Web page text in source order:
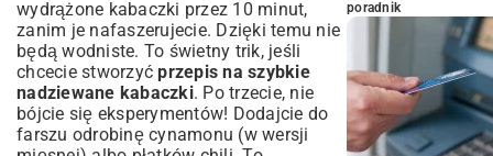
wydrążone kabaczki przez 10 minut,
zanim je nafaszerujecie. Dzięki temu nie
będą wodniste. To świetny trik, jeśli
chcecie stworzyćprzepis na szybkie
nadziewane kabaczki. Po trzecie, nie
bójcie się eksperymentów! Dodajcie do
farszu odrobinę cynamonu (w wersji
poradnik